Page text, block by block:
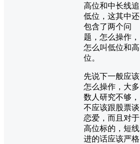
高位和中长线追
低位，这其中还
包含了两个问
题，怎么操作，
怎么叫低位和高
位。
先说下一般应该
怎么操作，大多
数人研究不够，
不应该跟股票谈
恋爱，而且对于
高位标的，短线
进的话应该严格